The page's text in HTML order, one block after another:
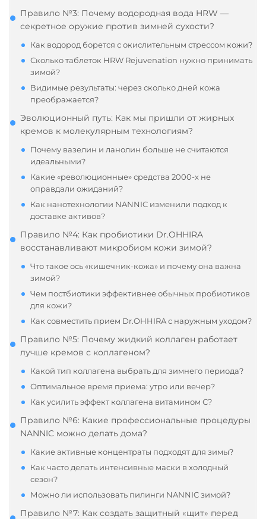
Правило №3: Почему водородная вода HRW —
секретное оружие против зимней сухости?
Как водород борется с окислительным стрессом кожи?
Сколько таблеток HRW Rejuvenation нужно принимать
зимой?
Видимые результаты: через сколько дней кожа
преображается?
Эволюционный путь: Как мы пришли от жирных
кремов к молекулярным технологиям?
Почему вазелин и ланолин больше не считаются
идеальными?
Какие «революционные» средства 2000-х не
оправдали ожиданий?
Как нанотехнологии NANNIC изменили подход к
доставке активов?
Правило №4: Как пробиотики Dr.OHHIRA
восстанавливают микробиом кожи зимой?
Что такое ось «кишечник-кожа» и почему она важна
зимой?
Чем постбиотики эффективнее обычных пробиотиков
для кожи?
Как совместить прием Dr.OHHIRA с наружным уходом?
Правило №5: Почему жидкий коллаген работает
лучше кремов с коллагеном?
Какой тип коллагена выбрать для зимнего периода?
Оптимальное время приема: утро или вечер?
Как усилить эффект коллагена витамином С?
Правило №6: Какие профессиональные процедуры
NANNIC можно делать дома?
Какие активные концентраты подходят для зимы?
Как часто делать интенсивные маски в холодный
сезон?
Можно ли использовать пилинги NANNIC зимой?
Правило №7: Как создать защитный «щит» перед